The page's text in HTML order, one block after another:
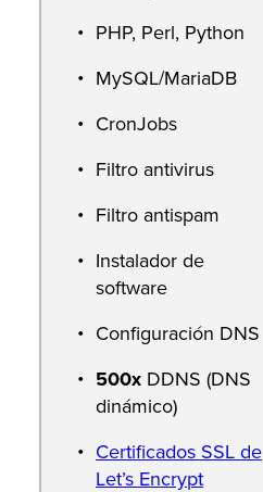
PHP, Perl, Python
MySQL/MariaDB
CronJobs
Filtro antivirus
Filtro antispam
Instalador de
software
Configuración DNS
500x DDNS (DNS
dinámico)
Certificados SSL de
Let’s Encrypt